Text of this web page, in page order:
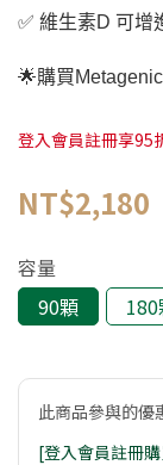
✅️ 維生素D 可增
🌟購買
登入會員註冊享95
NT$2,180
容量
90顆
此商品參與的優
[登入會員註冊